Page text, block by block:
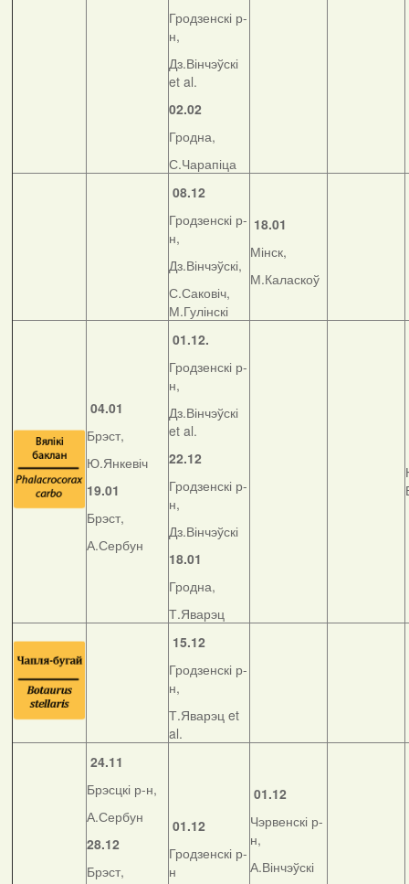
Гродзенскі р-
н,
Дз.Вінчэўскі
et al.
02.02
Гродна,
С.Чарапіца
08.12
Гродзенскі р-
н,
Дз.Вінчэўскі,
С.Саковіч,
М.Гулінскі
18.01
Мінск,
М.Каласкоў
04.01
Брэст,
Ю.Янкевіч
19.01
Брэст,
А.Сербун
01.12.
Гродзенскі р-
н,
Дз.Вінчэўскі
et al.
22.12
Гродзенскі р-
н,
Дз.Вінчэўскі
18.01
Гродна,
Т.Яварэц
15.12
Гродзенскі р-
н,
Т.Яварэц et
al.
24.11
Брэсцкі р-н,
А.Сербун
28.12
Брэст,
01.12
Гродзенскі р-
н
01.12
Чэрвенскі р-
н,
А.Вінчэўскі